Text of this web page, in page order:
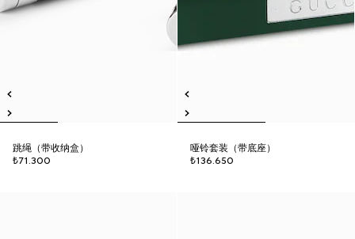
跳绳（带收纳盒）
₺71.300
哑铃套装（带底座）
₺136.650